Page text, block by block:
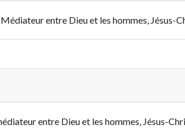
entre Dieu et les hommes, Jésus-
entre Dieu et les hommes, Jésus-